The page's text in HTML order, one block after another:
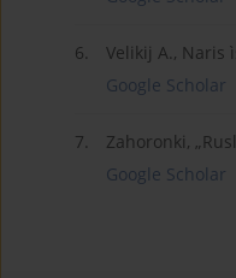
6.
Velikij A., Naris
Google Scholar
7.
Zahoronki,
Google Scholar